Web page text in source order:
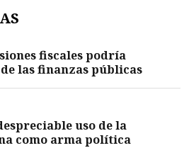
fiscales podría
las finanzas públicas
uso de la
como arma política